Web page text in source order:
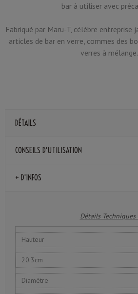
bar à utiliser avec
Fabriqué par Maru-T, célèbre entreprise
articles de bar en verre, commes des
verres à mélange.
DÉTAILS
CONSEILS D'UTILISATION
+ D'INFOS
Détails Techniques
Hauteur
20.3cm
Diamètre